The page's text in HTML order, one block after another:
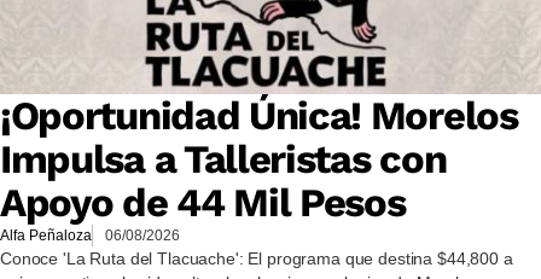
¡Oportunidad Única! Morelos
Impulsa a Talleristas con
Apoyo de 44 Mil Pesos
Alfa Peñaloza 06/08/2026
Conoce 'La Ruta del Tlacuache': El programa que destina $44,800 a